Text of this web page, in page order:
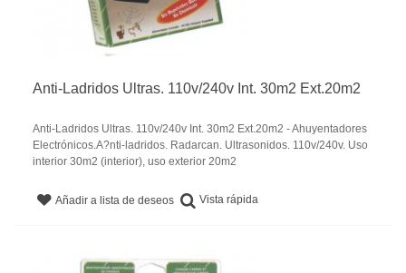
Anti-Ladridos Ultras. 110v/240v Int. 30m2 Ext.20m2
Anti-Ladridos Ultras. 110v/240v Int. 30m2 Ext.20m2 - Ahuyentadores
Electrónicos.A?nti-ladridos. Radarcan. Ultrasonidos. 110v/240v. Uso
interior 30m2 (interior), uso exterior 20m2
Añadir a lista de deseos Vista rápida